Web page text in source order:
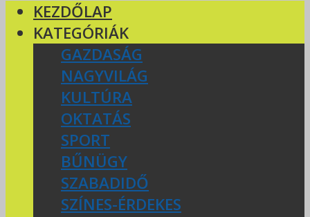
KEZDŐLAP
KATEGÓRIÁK
GAZDASÁG
NAGYVILÁG
KULTÚRA
OKTATÁS
SPORT
BŰNÜGY
SZABADIDŐ
SZÍNES-ÉRDEKES